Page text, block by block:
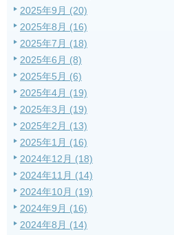
2025年9月 (20)
2025年8月 (16)
2025年7月 (18)
2025年6月 (8)
2025年5月 (6)
2025年4月 (19)
2025年3月 (19)
2025年2月 (13)
2025年1月 (16)
2024年12月 (18)
2024年11月 (14)
2024年10月 (19)
2024年9月 (16)
2024年8月 (14)